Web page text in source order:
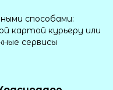
способами:
картой курьеру или
сервисы